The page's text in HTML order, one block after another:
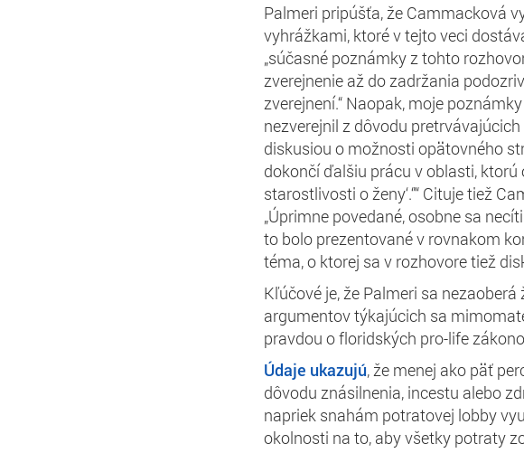
Palmeri pripúšťa, že Cammacková
vyhrážkami, ktoré v tejto veci
„súčasné poznámky z tohto
zverejnenie až do zadržania
zverejnení.“ Naopak, moje
nezverejnil z dôvodu
diskusiou o možnosti opätovného
dokončí ďalšiu prácu v oblasti, ktorú
starostlivosti o ženy‘.‘’“ Cituje tiež
„Úprimne povedané, osobne sa
to bolo prezentované v rovnakom
téma, o ktorej sa v rozhovore tiež
Kľúčové je, že Palmeri sa
argumentov týkajúcich sa
pravdou o floridských pro-life
Údaje ukazujú, že menej ako päť
dôvodu znásilnenia, incestu alebo
napriek snahám potratovej lobby
okolnosti na to, aby všetky potraty